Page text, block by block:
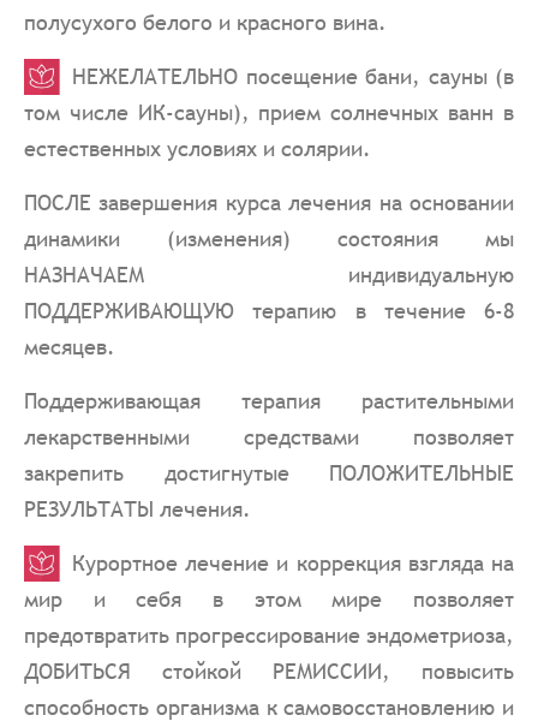
полусухого белого и красного вина.
НЕЖЕЛАТЕЛЬНО посещение бани, сауны (в
том числе ИК-сауны), прием солнечных ванн в
естественных условиях и солярии.
ПОСЛЕ завершения курса лечения на основании
динамики (изменения) состояния мы
НАЗНАЧАЕМ индивидуальную
ПОДДЕРЖИВАЮЩУЮ терапию в течение 6-8
месяцев.
Поддерживающая терапия растительными
лекарственными средствами позволяет
закрепить достигнутые ПОЛОЖИТЕЛЬНЫЕ
РЕЗУЛЬТАТЫ лечения.
Курортное лечение и коррекция взгляда на
мир и себя в этом мире позволяет
предотвратить прогрессирование эндометриоза,
ДОБИТЬСЯ стойкой РЕМИССИИ, повысить
способность организма к самовосстановлению и